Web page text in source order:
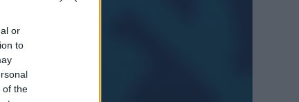
or
to
of the